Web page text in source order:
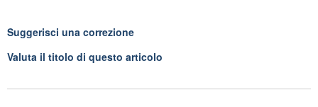
Suggerisci una correzione
Valuta il titolo di questo articolo